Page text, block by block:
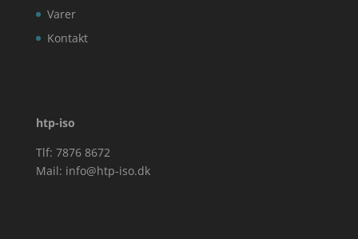
Varer
Kontakt
htp-iso
Tlf: 7876 8672
Mail: info@htp-iso.dk